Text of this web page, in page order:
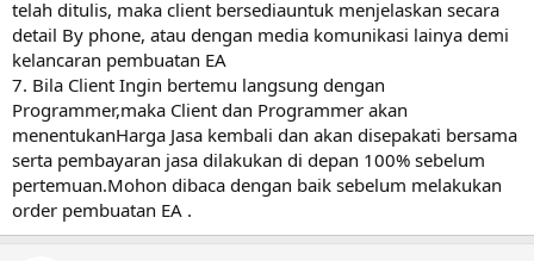
telah ditulis, maka client bersediauntuk menjelaskan secara
detail By phone, atau dengan media komunikasi lainya demi
kelancaran pembuatan EA
7. Bila Client Ingin bertemu langsung dengan
Programmer,maka Client dan Programmer akan
menentukanHarga Jasa kembali dan akan disepakati bersama
serta pembayaran jasa dilakukan di depan 100% sebelum
pertemuan.Mohon dibaca dengan baik sebelum melakukan
order pembuatan EA .